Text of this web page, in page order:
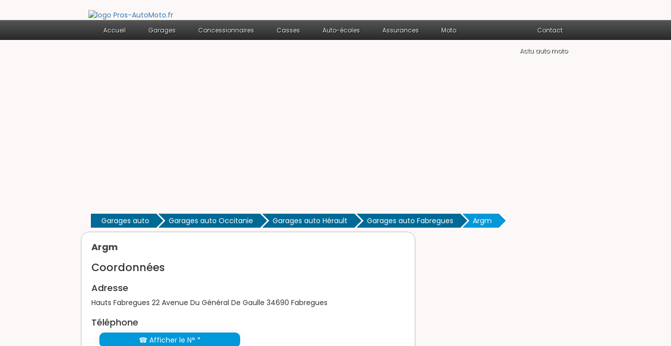
Accueil Garages Concessionnaires Casses Auto-écoles Assurances Moto Contact
Actu auto moto
Garages auto Garages auto Occitanie Garages auto Hérault Garages auto Fabregues Argm
Argm
Coordonnées
Adresse
Hauts Fabregues 22 Avenue Du Général De Gaulle 34690 Fabregues
Téléphone
☎ Afficher le N° *